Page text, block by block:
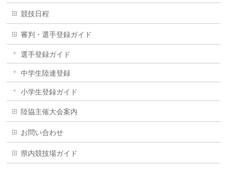
競技日程
審判・選手登録ガイド
選手登録ガイド
中学生陸連登録
小学生登録ガイド
陸協主催大会案内
お問い合わせ
県内競技場ガイド